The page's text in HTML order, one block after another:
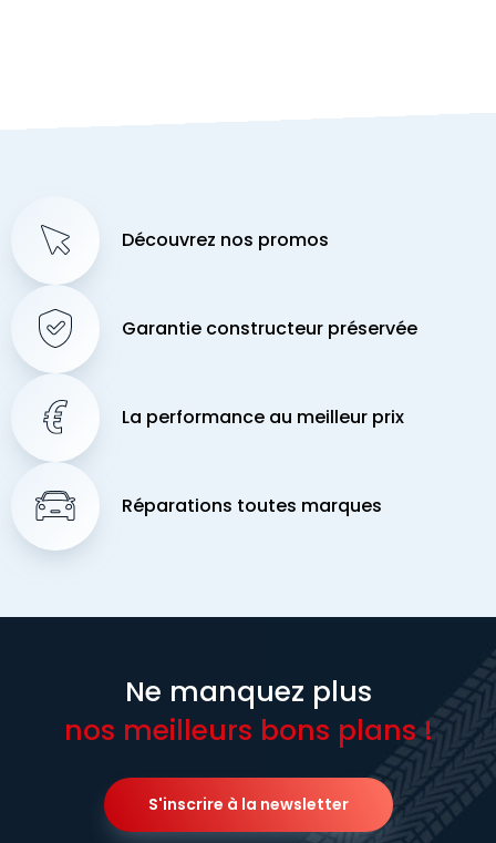
Découvrez nos promos
Garantie constructeur préservée
La performance au meilleur prix
Réparations toutes marques
Ne manquez plus
nos meilleurs bons plans !
S'inscrire à la newsletter